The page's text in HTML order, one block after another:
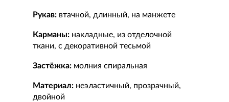
Рукав: втачной, длинный, на манжете
Карманы: накладные, из отделочной
ткани, с декоративной тесьмой
Застёжка: молния спиральная
Материал: неэластичный, прозрачный,
двойной